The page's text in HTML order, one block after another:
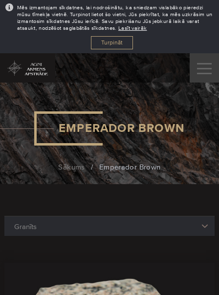
Mēs izmantojam sīkdatnes, lai nodrošinātu, ka sniedzam vislabāko pieredzi
mūsu tīmekļa vietnē. Turpinot lietot šo vietni, Jūs piekrītat, ka mēs uzkrāsim un
izmantosim sīkdatnes Jūsu ierīcē. Savu piekrišanu Jūs jebkurā laikā varat
atsaukt, nodzēšot saglabātās sīkdatnes. Lasīt vairāk
Turpināt
EMPERADOR BROWN
Sākums / Emperador Brown